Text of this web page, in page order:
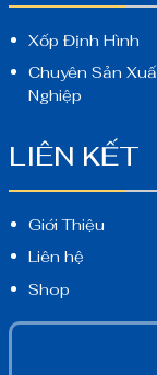
Xốp Định Hình
Chuyên Sản
Nghiệp
LIÊN KẾT
Giới Thiệu
Liên hệ
Shop